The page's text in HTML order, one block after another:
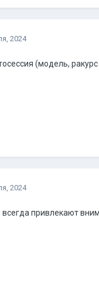
2024
(модель,
2024
привлекают